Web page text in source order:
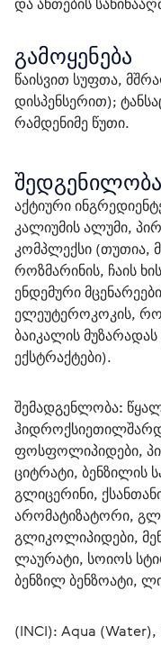
გამოყენება
წაისვით სუფთა,
დისპენსერით);
რამდენიმე წუთი.
შედგენილობა
აქტიური
კალიუმის ალუმი,
კომპლექსი (თუთია,
როზმარინის, ჩაის
ენდემური
ელეუტეროკოკის,
ბაიკალის
ექსტრაქტები).
შემადგენლობა:
ფოსფოლიპიდები,
ციტრატი, ბენზილის
გლიცერინი,
არომატიზატორი,
გლიკოლიპიდები,
ლაურატი, სოიოს
ბენზილ ბენზოატი,
(INCI): Aqua